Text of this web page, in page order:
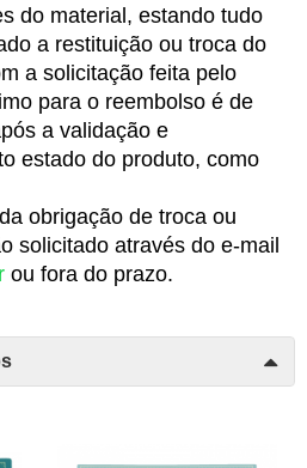
do material, estando tudo
a restituição ou troca do
a solicitação feita pelo
para o reembolso é de
a validação e
estado do produto, como
obrigação de troca ou
ou fora do prazo.